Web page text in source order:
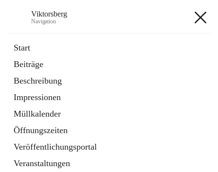
Viktorsberg
Navigation
Start
Beiträge
Beschreibung
Impressionen
Müllkalender
Öffnungszeiten
Veröffentlichungsportal
Veranstaltungen
1 Schnellzugriff
Bürgerservice
10 Schnellzugriffe